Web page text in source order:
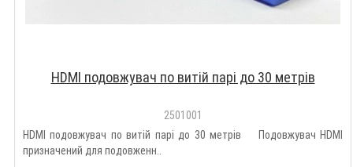
HDMI подовжувач по витій парі до 30 метрів
2501001
HDMI подовжувач по витій парі до 30 метрів Подовжувач HDMI
призначений для подовженн..